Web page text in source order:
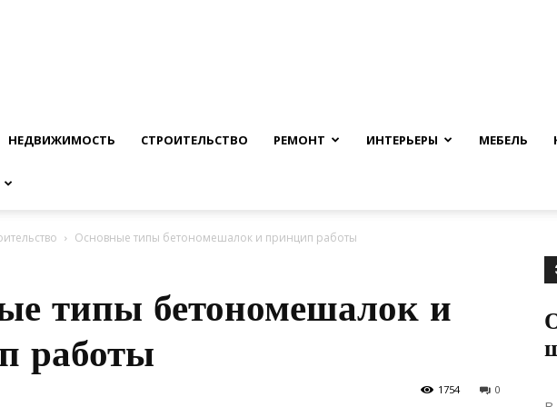
НЕДВИЖИМОСТЬ СТРОИТЕЛЬСТВО РЕМОНТ ИНТЕРЬЕРЫ МЕБЕЛЬ
Основные типы бетономешалок и принцип работы
типы бетономешалок и
работы
0
1754